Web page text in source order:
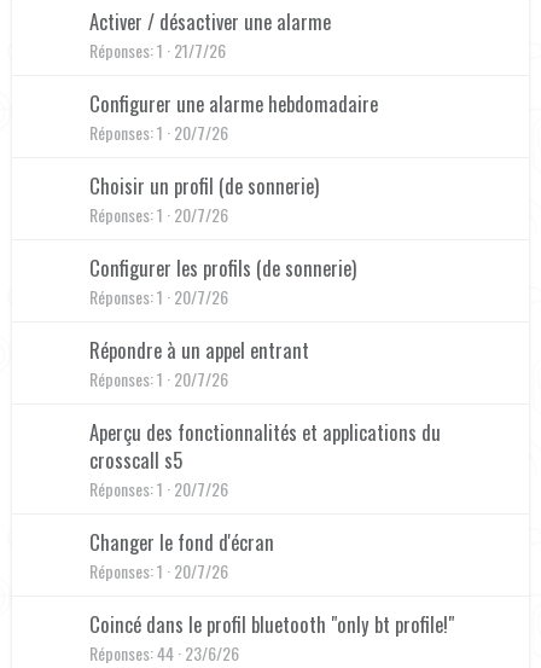
Activer / désactiver une alarme
Réponses 1 21/7/26
Configurer une alarme hebdomadaire
Réponses 1 20/7/26
Choisir un profil (de sonnerie)
Réponses 1 20/7/26
Configurer les profils (de sonnerie)
Réponses 1 20/7/26
Répondre à un appel entrant
Réponses 1 20/7/26
Aperçu des fonctionnalités et applications du
crosscall s5
Réponses 1 20/7/26
Changer le fond d'écran
Réponses 1 20/7/26
Coincé dans le profil bluetooth "only bt profile!"
Réponses 44 23/6/26